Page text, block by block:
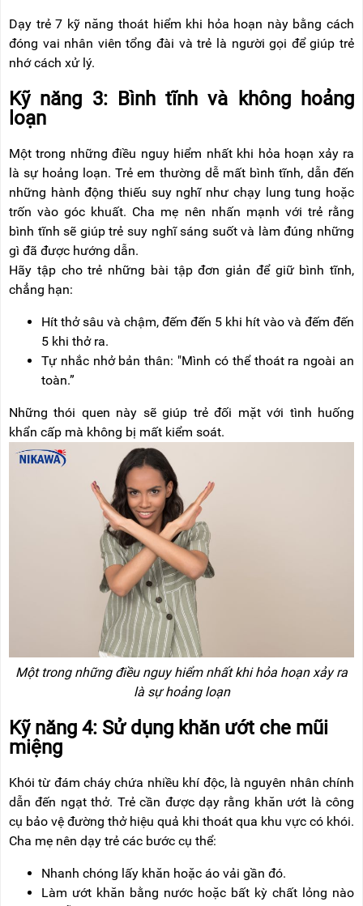
Dạy trẻ 7 kỹ năng thoát hiểm khi hỏa hoạn này bằng cách
đóng vai nhân viên tổng đài và trẻ là người gọi để giúp trẻ
nhớ cách xử lý.
Kỹ năng 3: Bình tĩnh và không hoảng
loạn
Một trong những điều nguy hiểm nhất khi hỏa hoạn xảy ra
là sự hoảng loạn. Trẻ em thường dễ mất bình tĩnh, dẫn đến
những hành động thiếu suy nghĩ như chạy lung tung hoặc
trốn vào góc khuất. Cha mẹ nên nhấn mạnh với trẻ rằng
bình tĩnh sẽ giúp trẻ suy nghĩ sáng suốt và làm đúng những
gì đã được hướng dẫn.
Hãy tập cho trẻ những bài tập đơn giản để giữ bình tĩnh,
chẳng hạn:
Hít thở sâu và chậm, đếm đến 5 khi hít vào và đếm đến
5 khi thở ra.
Tự nhắc nhở bản thân: "Mình có thể thoát ra ngoài an
toàn.”
Những thói quen này sẽ giúp trẻ đối mặt với tình huống
khẩn cấp mà không bị mất kiểm soát.
Một trong những điều nguy hiểm nhất khi hỏa hoạn xảy ra
là sự hoảng loạn
Kỹ năng 4: Sử dụng khăn ướt che mũi
miệng
Khói từ đám cháy chứa nhiều khí độc, là nguyên nhân chính
dẫn đến ngạt thở. Trẻ cần được dạy rằng khăn ướt là công
cụ bảo vệ đường thở hiệu quả khi thoát qua khu vực có khói.
Cha mẹ nên dạy trẻ các bước cụ thể:
Nhanh chóng lấy khăn hoặc áo vải gần đó.
Làm ướt khăn bằng nước hoặc bất kỳ chất lỏng nào